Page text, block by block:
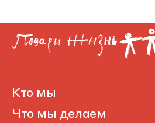
Кто мы
Что мы делаем